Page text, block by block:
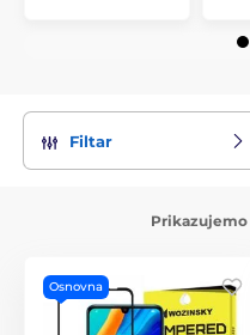
Filtar
Prikazujemo
Osnovna